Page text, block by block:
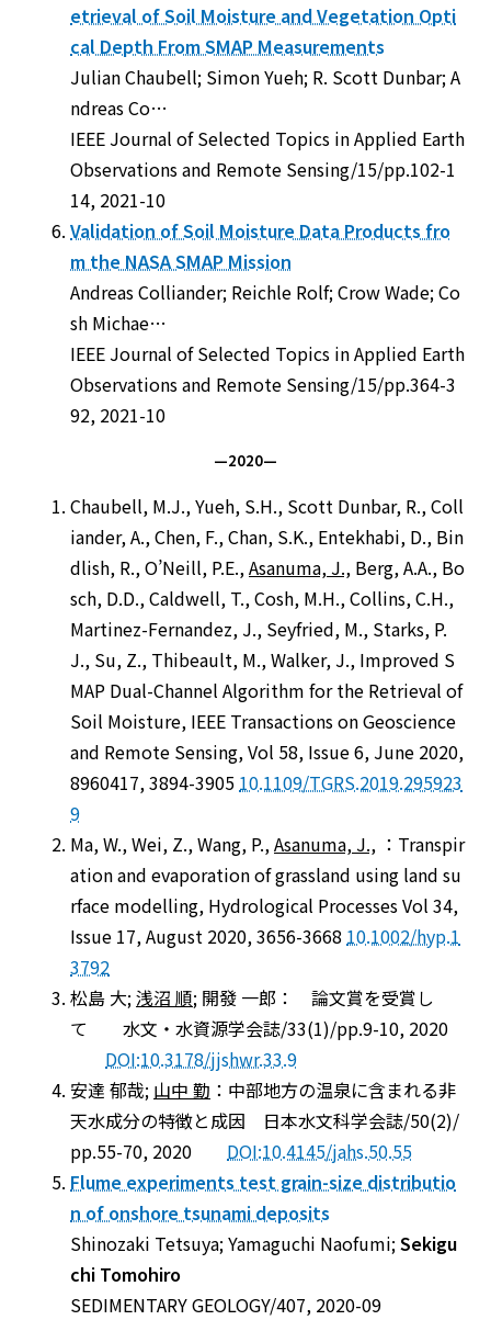
etrieval of Soil Moisture and Vegetation Opti
cal Depth From SMAP Measurements
Julian Chaubell; Simon Yueh; R. Scott Dunbar; A
ndreas Co…
IEEE Journal of Selected Topics in Applied Earth
Observations and Remote Sensing/15/pp.102-1
14, 2021-10
Validation of Soil Moisture Data Products fro
m the NASA SMAP Mission
Andreas Colliander; Reichle Rolf; Crow Wade; Co
sh Michae…
IEEE Journal of Selected Topics in Applied Earth
Observations and Remote Sensing/15/pp.364-3
92, 2021-10
—2020—
Chaubell, M.J., Yueh, S.H., Scott Dunbar, R., Coll
iander, A., Chen, F., Chan, S.K., Entekhabi, D., Bin
dlish, R., O’Neill, P.E.,Asanuma, J., Berg, A.A., Bo
sch, D.D., Caldwell, T., Cosh, M.H., Collins, C.H.,
Martinez-Fernandez, J., Seyfried, M., Starks, P.
J., Su, Z., Thibeault, M., Walker, J., Improved S
MAP Dual-Channel Algorithm for the Retrieval of
Soil Moisture, IEEE Transactions on Geoscience
and Remote Sensing, Vol 58, Issue 6, June 2020,
8960417, 3894-3905 10.1109/TGRS.2019.295923
9
Ma, W., Wei, Z., Wang, P.,Asanuma, J., ：Transpir
ation and evaporation of grassland using land su
rface modelling, Hydrological Processes Vol 34,
Issue 17, August 2020, 3656-3668 10.1002/hyp.1
3792
松島 大;浅沼 順; 開發 一郎： 論文賞を受賞し
て 水文・水資源学会誌/33(1)/pp.9-10, 2020
DOI:10.3178/jjshwr.33.9
安達 郁哉; 山中 勤 ：中部地方の温泉に含まれる非
天水成分の特徴と成因 日本水文科学会誌/50(2)/
pp.55-70, 2020 DOI:10.4145/jahs.50.55
Flume experiments test grain-size distributio
n of onshore tsunami deposits
Shinozaki Tetsuya; Yamaguchi Naofumi;Sekigu
chi Tomohiro
SEDIMENTARY GEOLOGY/407, 2020-09